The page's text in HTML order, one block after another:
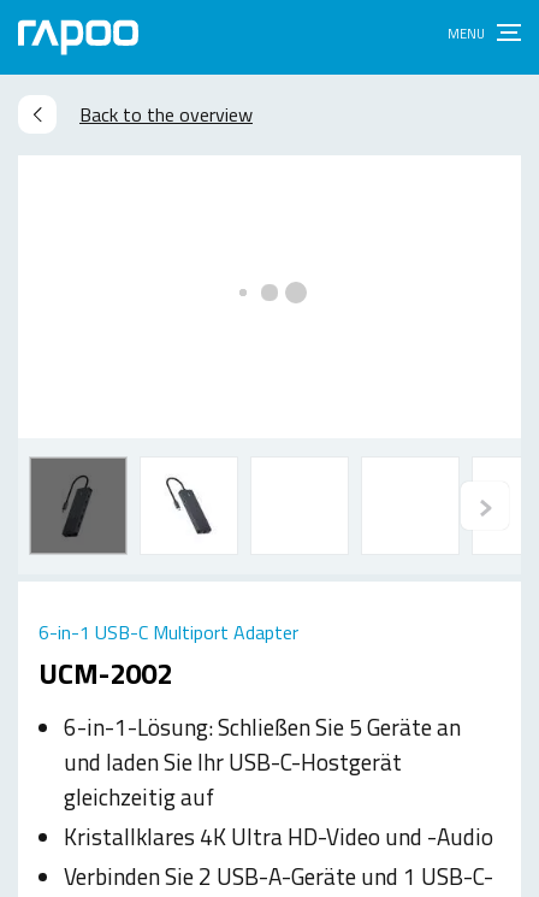
Back to the overview
UCM-2002
6-in-1 USB-C Multiport Adapter
6-in-1-Lösung: Schließen Sie 5 Geräte an
und laden Sie Ihr USB-C-Hostgerät
gleichzeitig auf
Kristallklares 4K Ultra HD-Video und -Audio
Verbinden Sie 2 USB-A-Geräte und 1 USB-C-